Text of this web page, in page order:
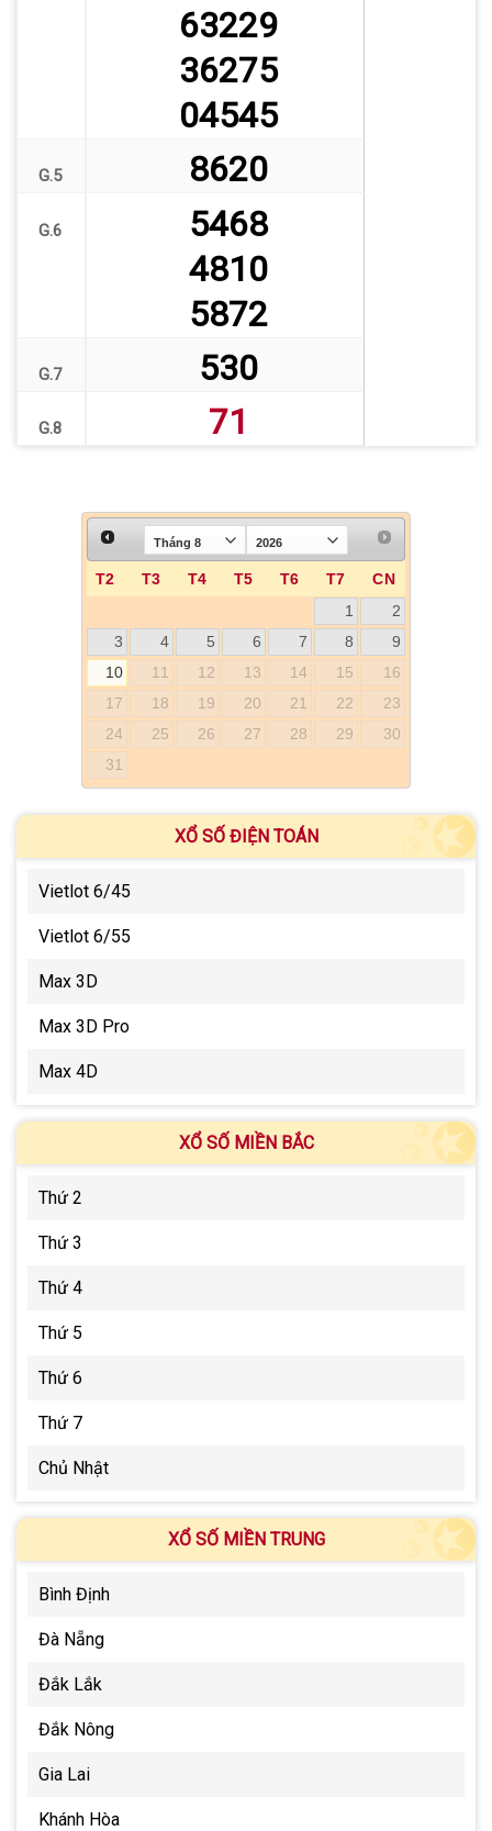
63229
36275
04545
G.5 8620
G.6
5468
4810
5872
G.7 530
G.8 71
T2 T3 T4 T5 T6 T7
CN
1
2
3
4 5 6 7 8
9
10
11 12 13 14 15
16
17
18 19 20 21 22
23
24
25 26 27 28 29
30
31
XỔ SỐ ĐIỆN TOÁN
Vietlot 6/45
Vietlot 6/55
Max 3D
Max 3D Pro
Max 4D
XỔ SỐ MIỀN BẮC
Thứ 2
Thứ 3
Thứ 4
Thứ 5
Thứ 6
Thứ 7
Chủ Nhật
XỔ SỐ MIỀN TRUNG
Bình Định
Đà Nẵng
Đắk Lắk
Đắk Nông
Gia Lai
Khánh Hòa